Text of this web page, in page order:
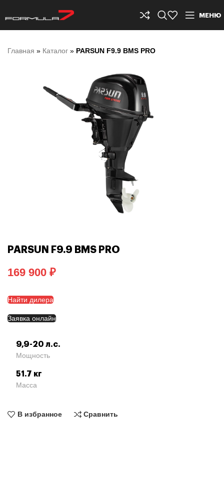
МЕНЮ
Главная » Каталог » PARSUN F9.9 BMS PRO
PARSUN F9.9 BMS PRO
₽
Найти дилера
Заявка онлайн
9,9-20 л.с.
Мощность
51.7 кг
Масса
В избранное Сравнить